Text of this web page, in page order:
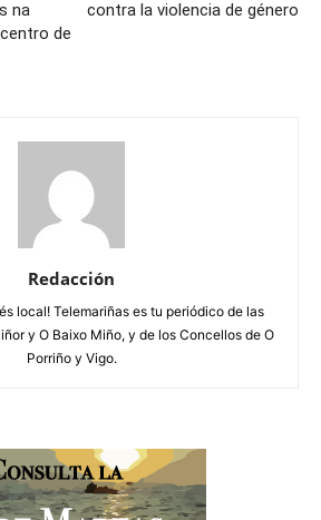
na
de
contra la violencia de género
Redacción
local! Telemariñas es tu periódico de las
y O Baixo Miño, y de los Concellos de O
Porriño y Vigo.